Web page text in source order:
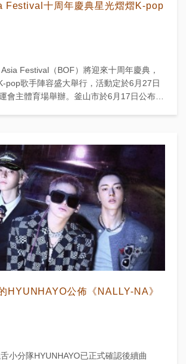
Festival十周年慶典星光熠熠K-pop
Festival（BOF）將迎來十周年慶典，
pop歌手陣容盛大舉行，活動定於6月27日
會主體育場舉辦。釜山市於6月17日公布了
HYUNHAYO公佈《NALLY-NA》
小分隊HYUNHAYO已正式確認後續曲